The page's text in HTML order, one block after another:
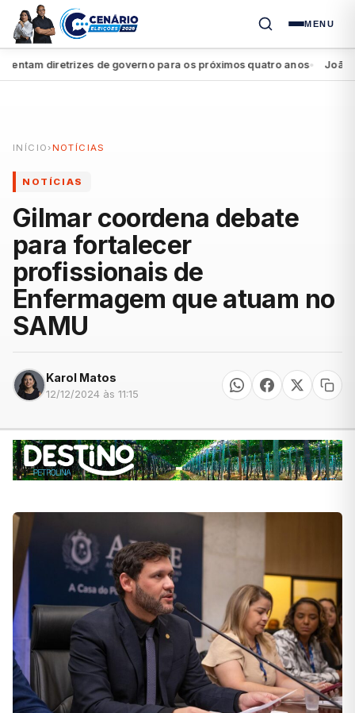
MENU
diretrizes de governo para os próximos quatro anos● João
INÍCIO › NOTÍCIAS
NOTÍCIAS
Gilmar coordena debate
para fortalecer
profissionais de
Enfermagem que atuam no
SAMU
Karol Matos
12/12/2024 às 11:15